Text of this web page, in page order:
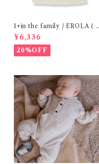
1+in the family / EROLA ( 2
4m )
¥6,336
20%OFF